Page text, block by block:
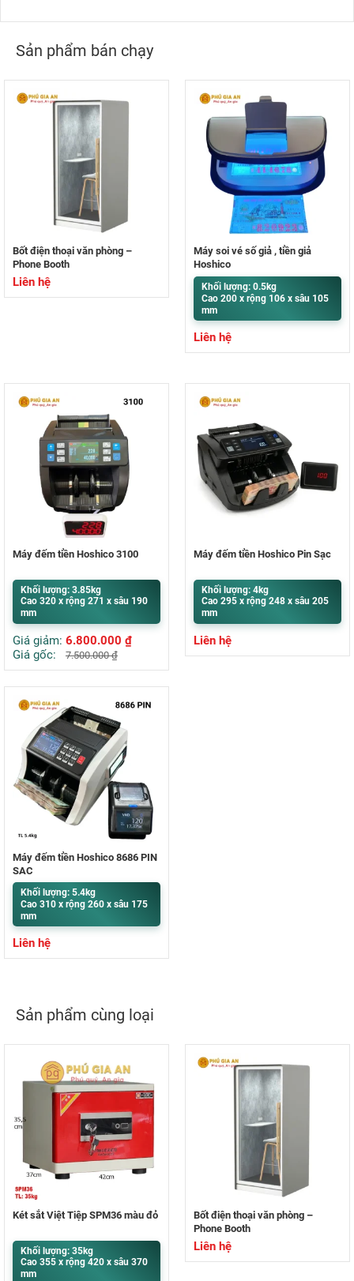
Sản phẩm bán chạy
Bốt điện thoại văn phòng –
Phone Booth
Liên hệ
Máy soi vé số giả , tiền giả
Hoshico
Khối lượng: 0.5kg
Cao 200 x rộng 106 x sâu 105
mm
Liên hệ
Máy đếm tiền Hoshico 3100
Khối lượng: 3.85kg
Cao 320 x rộng 271 x sâu 190
mm
Giá giảm: 6.800.000 ₫
Giá gốc:
7.500.000₫
Máy đếm tiền Hoshico Pin Sạc
Khối lượng: 4kg
Cao 295 x rộng 248 x sâu 205
mm
Liên hệ
Máy đếm tiền Hoshico 8686 PIN
SẠC
Khối lượng: 5.4kg
Cao 310 x rộng 260 x sâu 175
mm
Liên hệ
Sản phẩm cùng loại
Két sắt Việt Tiệp SPM36 màu đỏ
Khối lượng: 35kg
Cao 355 x rộng 420 x sâu 370
mm
Bốt điện thoại văn phòng –
Phone Booth
Liên hệ